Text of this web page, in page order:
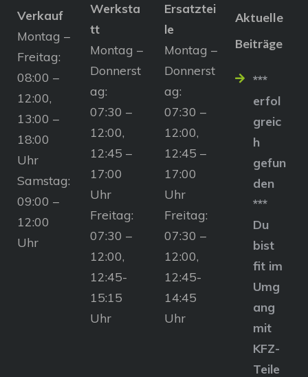
Verkauf
Montag –
Freitag:
08:00 –
12:00,
13:00 –
18:00
Uhr
Samstag:
09:00 –
12:00
Uhr
Werksta
tt
Montag –
Donnerst
ag:
07:30 –
12:00,
12:45 –
17:00
Uhr
Freitag:
07:30 –
12:00,
12:45-
15:15
Uhr
Ersatztei
le
Montag –
Donnerst
ag:
07:30 –
12:00,
12:45 –
17:00
Uhr
Freitag:
07:30 –
12:00,
12:45-
14:45
Uhr
Aktuelle
Beiträge
***
erfol
greic
h
gefun
den
***
Du
bist
fit im
Umg
ang
mit
KFZ-
Teile